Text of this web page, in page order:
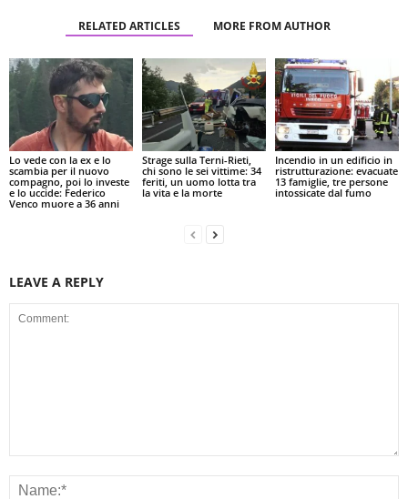
RELATED ARTICLES MORE FROM AUTHOR
Lo vede con la ex e lo
scambia per il nuovo
compagno, poi lo investe
e lo uccide: Federico
Venco muore a 36 anni
Strage sulla Terni-Rieti,
chi sono le sei vittime: 34
feriti, un uomo lotta tra
la vita e la morte
Incendio in un edificio in
ristrutturazione: evacuate
13 famiglie, tre persone
intossicate dal fumo
LEAVE A REPLY